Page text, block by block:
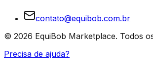
contato@equibob.com.br
© 2026 EquiBob Marketplace. Todos
Precisa de ajuda?